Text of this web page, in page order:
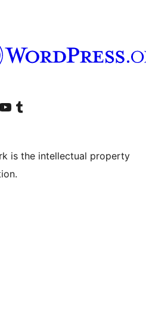
account
TikTok account
Bezoek ons YouTube kanaalBezoek ons Tumblr account
is the intellectual property